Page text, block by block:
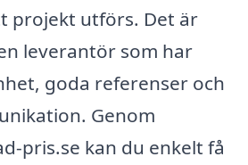
projekt utförs. Det är
leverantör som har
goda referenser och
Genom
pris.se kan du enkelt få